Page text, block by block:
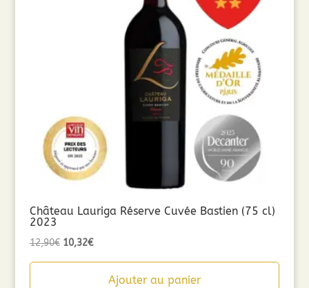
Château Lauriga Réserve Cuvée Bastien (75 cl)
2023
12,90€ Le
10,32€Le
actuelAjouter au panier